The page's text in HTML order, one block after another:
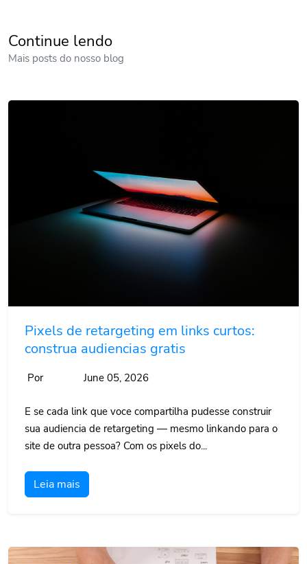
Continue lendo
Mais posts do nosso blog
Pixels de retargeting em links curtos:
construa audiencias gratis
Por June 05, 2026
E se cada link que voce compartilha pudesse construir
sua audiencia de retargeting — mesmo linkando para o
site de outra pessoa? Com os pixels do...
Leia mais